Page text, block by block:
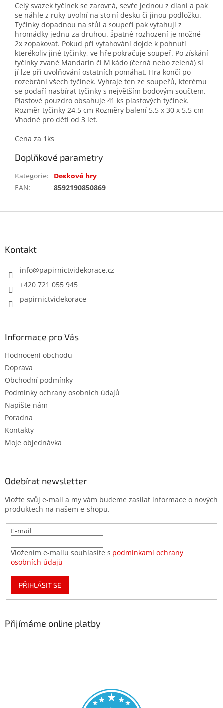
Celý svazek tyčinek se zarovná, sevře jednou z dlaní a pak
se náhle z ruky uvolní na stolní desku či jinou podložku.
Tyčinky dopadnou na stůl a soupeři pak vytahují z
hromádky jednu za druhou. Špatné rozhození je možné
2x zopakovat. Pokud při vytahování dojde k pohnutí
kterékoliv jiné tyčinky, ve hře pokračuje soupeř. Po získání
tyčinky zvané Mandarin či Mikádo (černá nebo zelená) si
jí lze při uvolňování ostatních pomáhat. Hra končí po
rozebrání všech tyčinek. Vyhraje ten ze soupeřů, kterému
se podaří nasbírat tyčinky s největším bodovým součtem.
Plastové pouzdro obsahuje 41 ks plastových tyčinek.
Rozměr tyčinky 24,5 cm Rozměry balení 5,5 x 30 x 5,5 cm
Vhodné pro děti od 3 let.
Cena za 1ks
Doplňkové parametry
Kategorie:
Deskové hry
EAN: 8592190850869
Kontakt
info@papirnictvidekorace.cz
+420 721 055 945
papirnictvidekorace
Informace pro Vás
Hodnocení obchodu
Doprava
Obchodní podmínky
Podmínky ochrany osobních údajů
Napište nám
Poradna
Kontakty
Moje objednávka
Odebírat newsletter
Vložte svůj e-mail a my vám budeme zasílat informace o nových
produktech na našem e-shopu.
E-mail
Vložením e-mailu souhlasíte s podmínkami ochrany
osobních údajů
PŘIHLÁSIT SE
Přijímáme online platby